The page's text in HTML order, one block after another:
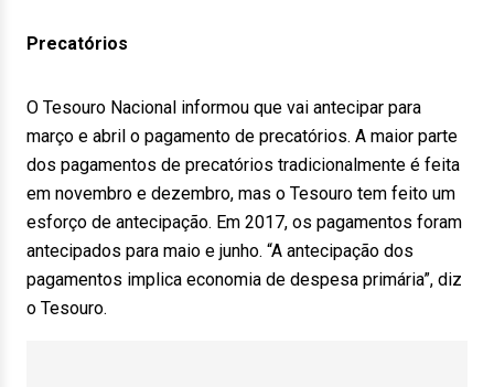
Precatórios
O Tesouro Nacional informou que vai antecipar para
março e abril o pagamento de precatórios. A maior parte
dos pagamentos de precatórios tradicionalmente é feita
em novembro e dezembro, mas o Tesouro tem feito um
esforço de antecipação. Em 2017, os pagamentos foram
antecipados para maio e junho. “A antecipação dos
pagamentos implica economia de despesa primária”, diz
o Tesouro.